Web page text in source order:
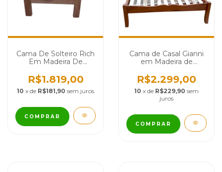
Cama De Solteiro Rich
Em Madeira De
R$1.819,00
10 x de R$181,90 sem juros
COMPRAR
Cama de Casal Gianni
em Madeira de
R$2.299,00
10 x de R$229,90 sem
juros
COMPRAR